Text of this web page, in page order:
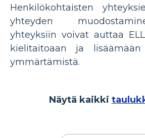
Henkilökohtaisten
yhteyden
yhteyksiin voivat auttaa
kielitaitoaan ja
ymmärtämistä.
Näytä kaikki